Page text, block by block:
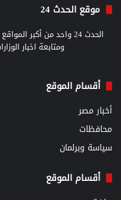
موقع الحدث 24
الحدث 24 واحد من أكبر
ومتابعة اخبار
أقسام الموقع
أخبار مصر
محافظات
سياسة وبرلمان
أقسام الموقع